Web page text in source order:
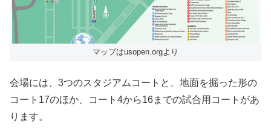
マップはusopen.orgより
会場には、3つのスタジアムコートと、地面を掘った形の
コート17のほか、コート4から16までの試合用コートがあ
ります。